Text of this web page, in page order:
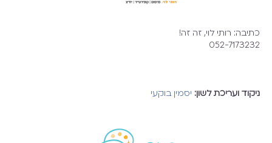
כתיבה: רותי לוי, זה זה!
052-7173232
ניקוד ועריכת לשון: יסמין בוקעי